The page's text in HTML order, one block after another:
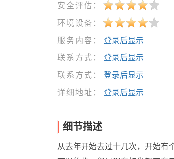
安全评估：
环境设备：
服务内容：
登录后显示
联系方式：
登录后显示
联系方式：
登录后显示
详细地址：
登录后显示
细节描述
从去年开始去过十几次，开始有